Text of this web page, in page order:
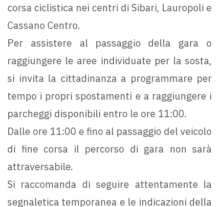
corsa ciclistica nei centri di Sibari, Lauropoli e
Cassano Centro.
Per assistere al passaggio della gara o
raggiungere le aree individuate per la sosta,
si invita la cittadinanza a programmare per
tempo i propri spostamenti e a raggiungere i
parcheggi disponibili entro le ore 11:00.
Dalle ore 11:00 e fino al passaggio del veicolo
di fine corsa il percorso di gara non sarà
attraversabile.
Si raccomanda di seguire attentamente la
segnaletica temporanea e le indicazioni della